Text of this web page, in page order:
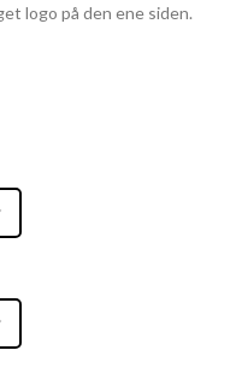
logo på den ene siden.